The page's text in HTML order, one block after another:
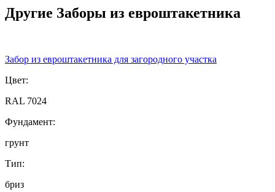
Другие Заборы из евроштакетника
Забор из евроштакетника для загородного участка
Цвет:
RAL 7024
Фундамент:
грунт
Тип:
бриз